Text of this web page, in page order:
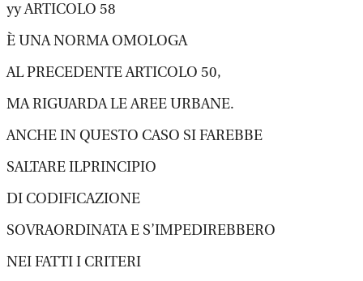
yy ARTICOLO 58
È UNA NORMA OMOLOGA
AL PRECEDENTE ARTICOLO 50,
MA RIGUARDA LE AREE URBANE.
ANCHE IN QUESTO CASO SI FAREBBE
SALTARE ILPRINCIPIO
DI CODIFICAZIONE
SOVRAORDINATA E S’IMPEDIREBBERO
NEI FATTI I CRITERI